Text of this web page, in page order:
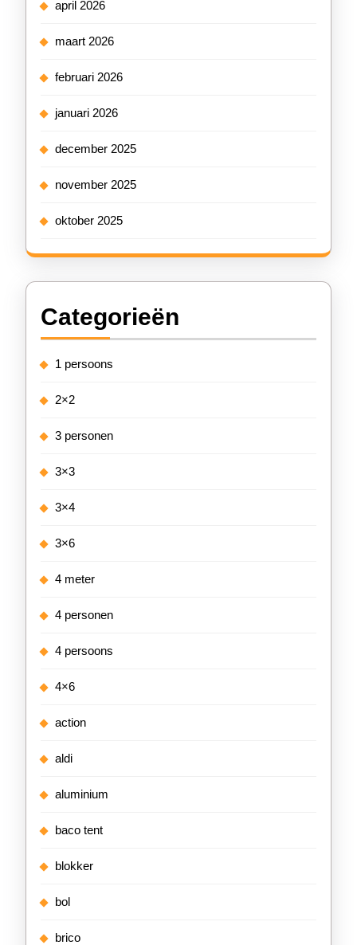
april 2026
maart 2026
februari 2026
januari 2026
december 2025
november 2025
oktober 2025
Categorieën
1 persoons
2×2
3 personen
3×3
3×4
3×6
4 meter
4 personen
4 persoons
4×6
action
aldi
aluminium
baco tent
blokker
bol
brico